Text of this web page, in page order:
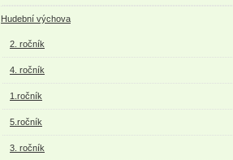
Hudební výchova
2. ročník
4. ročník
1.ročník
5.ročník
3. ročník